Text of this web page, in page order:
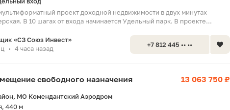
проект доходной недвижимости в двух минутах
В 10 шагах от входа начинается Удельный парк. В проекте...
«СЗ Союз Инвест»
• 4 часа назад +7 812 445 •• ••
свободного назначения 13 063 750 ₽
МО Комендантский Аэродром
440 м